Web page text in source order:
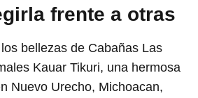
frente a otras
bellezas de Cabañas Las
Kauar Tikuri, una hermosa
Nuevo Urecho, Michoacan,